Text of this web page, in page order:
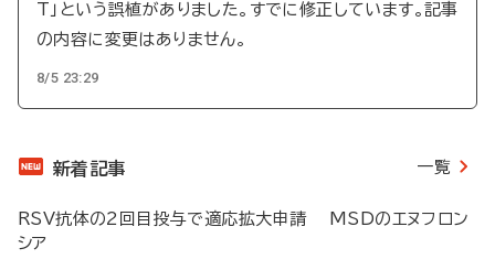
T」という誤植がありました。すでに修正しています。記事
の内容に変更はありません。
8/5 23:29
新着記事 一覧
RSV抗体の2回目投与で適応拡大申請 MSDのエヌフロン
シア